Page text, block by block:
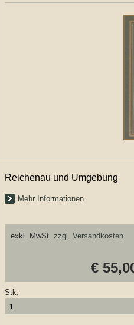
Reichenau und Umgebung
Mehr Informationen
exkl. MwSt. zzgl. Versandkosten
€
Stk: